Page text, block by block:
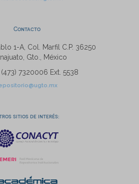
Contacto
1-A, Col. Marfil C.P. 36250
Gto., México
(473) 7320006 Ext. 5538
sitios de interés: